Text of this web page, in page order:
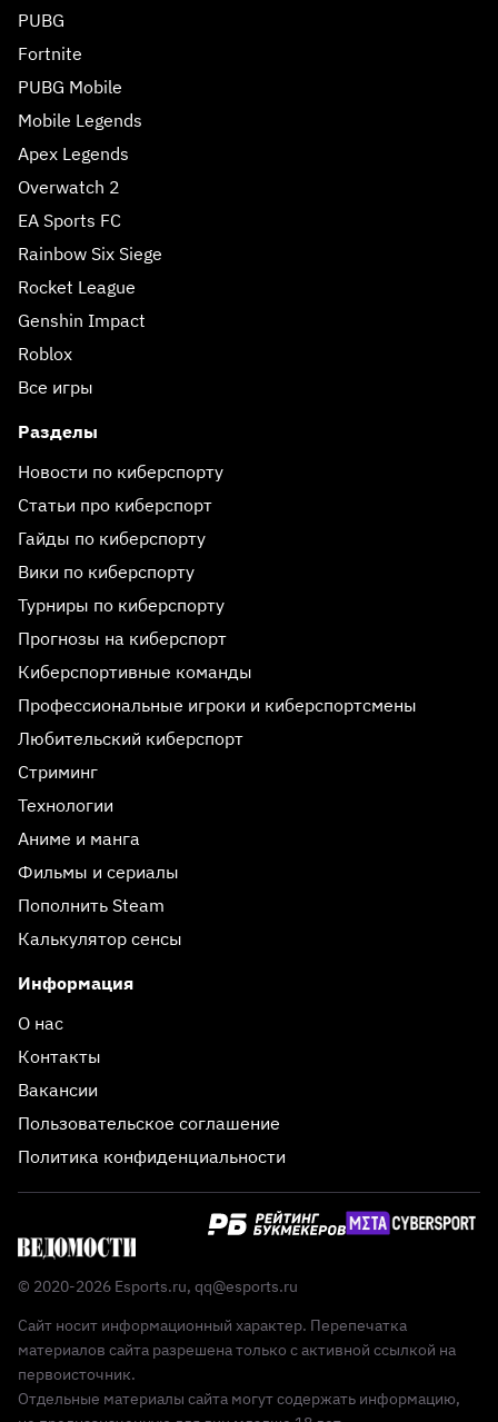
PUBG
Fortnite
PUBG Mobile
Mobile Legends
Apex Legends
Overwatch 2
EA Sports FC
Rainbow Six Siege
Rocket League
Genshin Impact
Roblox
Все игры
Разделы
Новости по киберспорту
Статьи про киберспорт
Гайды по киберспорту
Вики по киберспорту
Турниры по киберспорту
Прогнозы на киберспорт
Киберспортивные команды
Профессиональные игроки и киберспортсмены
Любительский киберспорт
Стриминг
Технологии
Аниме и манга
Фильмы и сериалы
Пополнить Steam
Калькулятор сенсы
Информация
О нас
Контакты
Вакансии
Пользовательское соглашение
Политика конфиденциальности
© 2020-2026 Esports.ru, qq@esports.ru
Сайт носит информационный характер. Перепечатка
материалов сайта разрешена только с активной ссылкой на
первоисточник.
Отдельные материалы сайта могут содержать информацию,